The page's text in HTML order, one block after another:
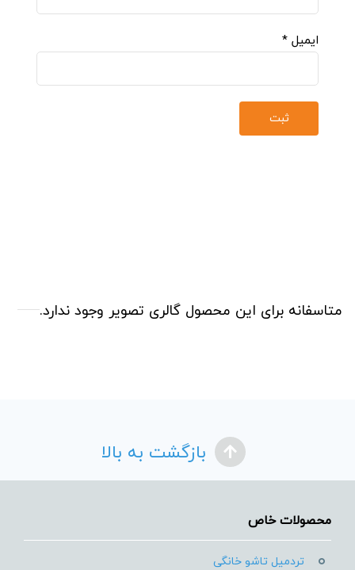
ایمیل *
متاسفانه برای این محصول گالری تصویر وجود ندارد.
بازگشت به بالا
محصولات خاص
تردمیل تاشو خانگی